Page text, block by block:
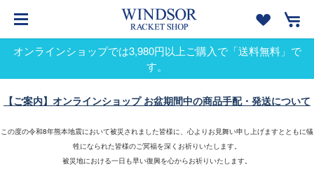
オンラインショップでは3,980円以上ご購入で「送料無料」で
す。
【ご案内】オンラインショップ お盆期間中の商品手配・発送について
この度の令和8年熊本地震において被災されました皆様に、心よりお見舞い申し上げますとともに犠
牲になられた皆様のご冥福を深くお祈りいたします。
被災地における一日も早い復興を心からお祈りいたします。